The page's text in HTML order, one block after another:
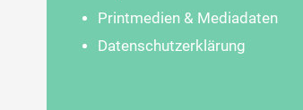
Printmedien & Mediadaten
Datenschutzerklärung